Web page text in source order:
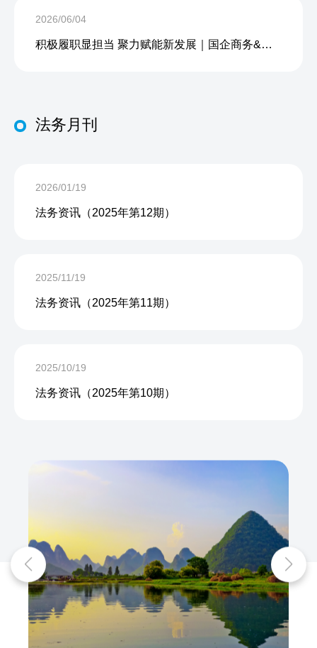
2026/06/04
积极履职显担当 聚力赋能新发展｜国企商务&中企人力出席上海现代服务业联合会第五届会员大会第三次会议暨2026服务业高质量发展大会
法务月刊
2026/01/19
法务资讯（2025年第12期）
2025/11/19
法务资讯（2025年第11期）
2025/10/19
法务资讯（2025年第10期）